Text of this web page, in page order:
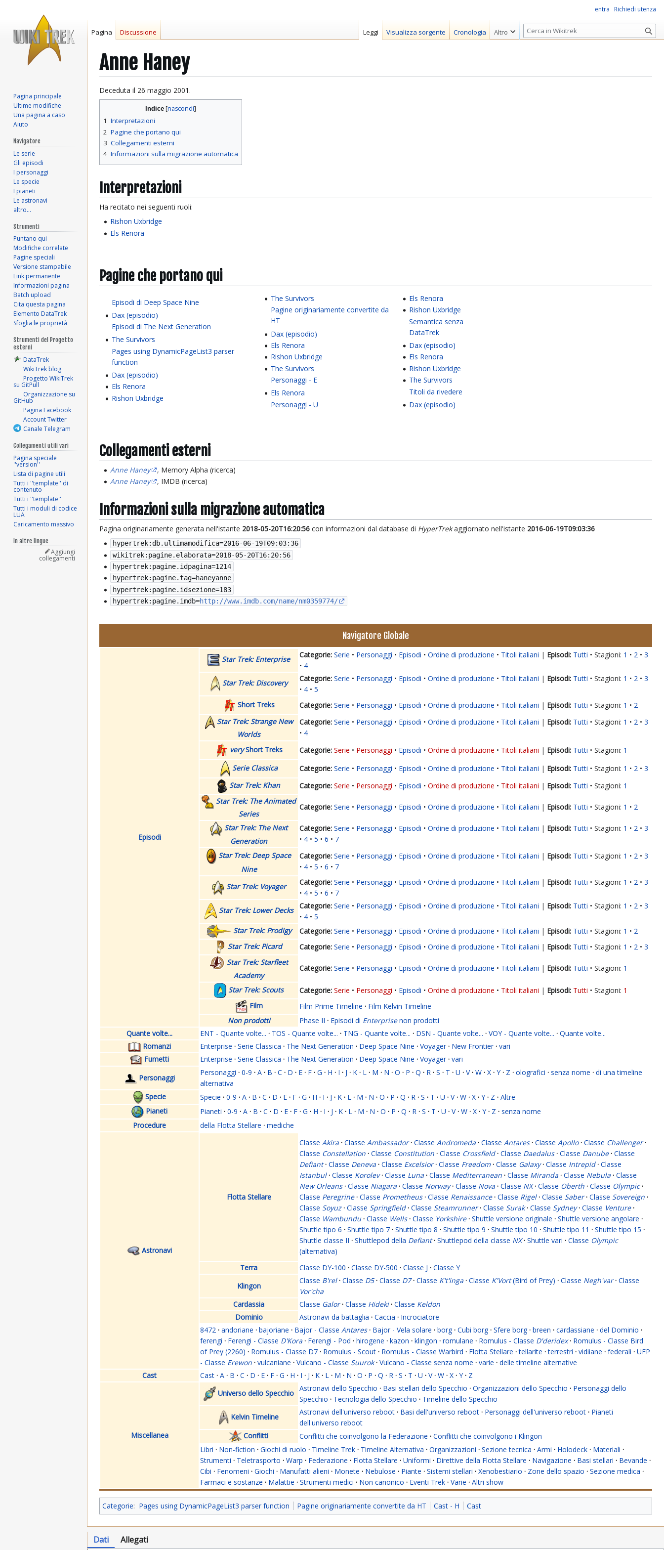
Anne Haney
Vai
alla
Vai
alla
Deceduta il 26 maggio 2001.
Indice
1 Interpretazioni
2 Pagine che portano qui
3 Collegamenti esterni
4 Informazioni sulla migrazione automatica
Interpretazioni
Ha recitato nei seguenti ruoli:
Rishon Uxbridge
Els Renora
Pagine che portano qui
Episodi di Deep Space Nine
Dax (episodio)
Episodi di The Next Generation
The Survivors
Pages using DynamicPageList3 parser
function
Dax (episodio)
Els Renora
Rishon Uxbridge
The Survivors
Pagine originariamente convertite da
HT
Dax (episodio)
Els Renora
Rishon Uxbridge
The Survivors
Personaggi - E
Els Renora
Personaggi - U
Els Renora
Rishon Uxbridge
Semantica senza
DataTrek
Dax (episodio)
Els Renora
Rishon Uxbridge
The Survivors
Titoli da rivedere
Dax (episodio)
Collegamenti esterni
Anne Haney
, Memory Alpha (ricerca)
Anne Haney
, IMDB (ricerca)
Informazioni sulla migrazione automatica
Pagina originariamente generata nell'istante 2018-05-20T16:20:56 con informazioni dal database di HyperTrekaggiornato nell'istante 2016-06-19T09:03:36
hypertrek:db.ultimamodifica=2016-06-19T09:03:36
wikitrek:pagine.elaborata=2018-05-20T16:20:56
hypertrek:pagine.idpagina=1214
hypertrek:pagine.tag=haneyanne
hypertrek:pagine.idsezione=183
hypertrek:pagine.imdb=http://www.imdb.com/name/nm0359774/
Navigatore Globale
Episodi
Star Trek: Enterprise Serie Personaggi Episodi Ordine di produzione Titoli italiani | Tutti Stagioni: 1 2
3
4
Star Trek: Discovery
Serie Personaggi Episodi Ordine di produzione Titoli italiani | Tutti Stagioni: 1 2
3
4
5
Short Treks
Serie Personaggi Episodi Ordine di produzione Titoli italiani | Tutti Stagioni: 1
2
Star Trek: Strange New
Worlds
Serie Personaggi Episodi Ordine di produzione Titoli italiani | Tutti Stagioni: 1 2
3
4
veryShort Treks Serie Personaggi Episodi Ordine di produzione Titoli italiani | Tutti Stagioni: 1
Serie Classica
Serie Personaggi Episodi Ordine di produzione Titoli italiani | Tutti Stagioni: 1 2
3
Star Trek: Khan
Serie Personaggi Episodi Ordine di produzione Titoli italiani | Tutti Stagioni: 1
Star Trek: The Animated
Series
Serie Personaggi Episodi Ordine di produzione Titoli italiani | Tutti Stagioni: 1 2
Star Trek: The Next
Generation
Serie Personaggi Episodi Ordine di produzione Titoli italiani | Tutti Stagioni: 1 2
3
4
5 6
7
Star Trek: Deep Space
Nine
Serie Personaggi Episodi Ordine di produzione Titoli italiani | Tutti Stagioni: 1 2
3
4
5 6 7
Star Trek: Voyager Serie Personaggi Episodi Ordine di produzione Titoli italiani | Tutti Stagioni: 1 2
3
4
5 6
7
Star Trek: Lower Decks
Serie Personaggi Episodi Ordine di produzione Titoli italiani | Tutti Stagioni: 1 2
3
4
5
Star Trek: Prodigy
Serie Personaggi Episodi Ordine di produzione Titoli italiani | Tutti Stagioni: 1
2
Star Trek: Picard
Serie Personaggi Episodi Ordine di produzione Titoli italiani | Tutti Stagioni: 1 2
3
Star Trek: Starfleet
Academy
Serie Personaggi Episodi Ordine di produzione Titoli italiani | Tutti Stagioni: 1
Star Trek: Scouts Serie Personaggi Episodi Ordine di produzione Titoli italiani | Tutti Stagioni: 1
Film
Film Prime Timeline · Film Kelvin Timeline
Non prodotti
Phase II · Episodi di Enterprisenon prodotti
Quante volte...
ENT - Quante volte... · TOS - Quante volte... · TNG - Quante volte... · DSN - Quante volte... · VOY - Quante volte... · Quante volte...
Romanzi
Enterprise · Serie Classica · The Next Generation · Deep Space Nine · Voyager · New Frontier · vari
Fumetti
Enterprise · Serie Classica · The Next Generation · Deep Space Nine · Voyager · vari
Personaggi
Personaggi · 0-9 · A · B · C · D · E · F · G · H · I · J · K · L · M · N · O · P · Q · R · S · T · U · V · W · X · Y · Z · olografici · senza nome · di una timeline
alternativa
Specie
Specie · 0-9 · A · B · C · D · E · F · G · H · I · J · K · L · M · N · O · P · Q · R · S · T · U · V · W · X · Y · Z · Altre
Pianeti
Pianeti · 0-9 · A · B · C · D · E · F · G · H · I · J · K · L · M · N · O · P · Q · R · S · T · U · V · W · X · Y · Z · senza nome
Procedure
della Flotta Stellare · mediche
Astronavi
Flotta Stellare
Classe Akira · Classe Ambassador · Classe Andromeda · Classe Antares · Classe Apollo · Classe Challenger ·
Classe Constellation · Classe Constitution · Classe Crossfield · Classe Daedalus · Classe Danube · Classe
Defiant · Classe Deneva · Classe Excelsior · Classe Freedom · Classe Galaxy · Classe Intrepid · Classe
Istanbul · Classe Korolev · Classe Luna · Classe Mediterranean · Classe Miranda · Classe Nebula · Classe
New Orleans · Classe Niagara · Classe Norway · Classe Nova · Classe NX · Classe Oberth · Classe Olympic ·
Classe Peregrine · Classe Prometheus · Classe Renaissance · Classe Rigel · Classe Saber · Classe Sovereign ·
Classe Soyuz · Classe Springfield · Classe Steamrunner · Classe Surak · Classe Sydney · Classe Venture ·
Classe Wambundu · Classe Wells · Classe Yorkshire · Shuttle versione originale · Shuttle versione angolare ·
Shuttle tipo 6 · Shuttle tipo 7 · Shuttle tipo 8 · Shuttle tipo 9 · Shuttle tipo 10 · Shuttle tipo 11 · Shuttle tipo 15 ·
Shuttle classe II · Shuttlepod della Defiant · Shuttlepod della classe NX · Shuttle vari · Classe Olympic
(alternativa)
Terra
Classe DY-100 · Classe DY-500 · Classe J · Classe Y
Klingon
Classe B'rel · Classe D5 · Classe D7 · Classe K't'inga · Classe K'Vort(Bird of Prey) · Classe Negh'var · Classe
Vor'cha
Cardassia
Classe Galor · Classe Hideki · Classe Keldon
Dominio
Astronavi da battaglia · Caccia · Incrociatore
8472 · andoriane · bajoriane · Bajor - Classe Antares · Bajor - Vela solare · borg · Cubi borg · Sfere borg · breen · cardassiane · del Dominio ·
ferengi · Ferengi - Classe D'Kora · Ferengi - Pod · hirogene · kazon · klingon · romulane · Romulus - Classe D'deridex · Romulus - Classe Bird
of Prey (2260) · Romulus - Classe D7 · Romulus - Scout · Romulus - Classe Warbird · Flotta Stellare · tellarite · terrestri · vidiiane · federali · UFP
- Classe Erewon · vulcaniane · Vulcano - Classe Suurok · Vulcano - Classe senza nome · varie · delle timeline alternative
Cast
Cast · A · B · C · D · E · F · G · H · I · J · K · L · M · N · O · P · Q · R · S · T · U · V · W · X · Y · Z
Miscellanea
Universo dello Specchio
Astronavi dello Specchio · Basi stellari dello Specchio · Organizzazioni dello Specchio · Personaggi dello
Specchio · Tecnologia dello Specchio · Timeline dello Specchio
Kelvin Timeline
Astronavi dell'universo reboot · Basi dell'universo reboot · Personaggi dell'universo reboot · Pianeti
dell'universo reboot
Conflitti
Conflitti che coinvolgono la Federazione · Conflitti che coinvolgono i Klingon
Libri · Non-fiction · Giochi di ruolo · Timeline Trek · Timeline Alternativa · Organizzazioni · Sezione tecnica · Armi · Holodeck · Materiali ·
Strumenti · Teletrasporto · Warp · Federazione · Flotta Stellare · Uniformi · Direttive della Flotta Stellare · Navigazione · Basi stellari · Bevande ·
Cibi · Fenomeni · Giochi · Manufatti alieni · Monete · Nebulose · Piante · Sistemi stellari · Xenobestiario · Zone dello spazio · Sezione medica ·
Farmaci e sostanze · Malattie · Strumenti medici · Non canonico · Eventi Trek · Varie · Altri show
Categorie: Pages using DynamicPageList3 parser function Pagine originariamente convertite da HT Cast - H Cast
Dati Allegati
entra Richiedi utenza
Pagina Discussione Leggi Visualizza sorgente Cronologia Altro
R
i
r
Pagina principale
Ultime modifiche
Una pagina a caso
Aiuto
Navigatore
Le serie
Gli episodi
I personaggi
Le specie
I pianeti
Le astronavi
altro…
Strumenti
Puntano qui
Modifiche correlate
Pagine speciali
Versione stampabile
Link permanente
Informazioni pagina
Batch upload
Cita questa pagina
Elemento DataTrek
Sfoglia le proprietà
Strumenti del Progetto
esterni
DataTrek
WikiTrek blog
Progetto WikiTrek
su GitPull
Organizzazione su
GitHub
Pagina Facebook
Account Twitter
Canale Telegram
Collegamenti utili vari
Pagina speciale
''version''
Lista di pagine utili
Tutti i ''template'' di
contenuto
Tutti i ''template''
Tutti i moduli di codice
LUA
Caricamento massivo
In altre lingue
Aggiungi
collegamenti